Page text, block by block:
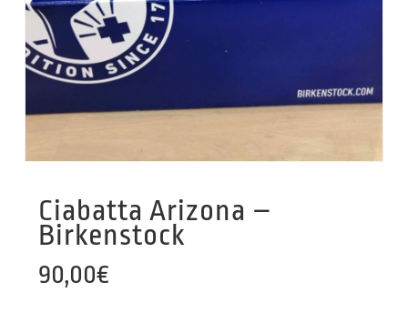
Ciabatta Arizona –
Birkenstock
90,00€